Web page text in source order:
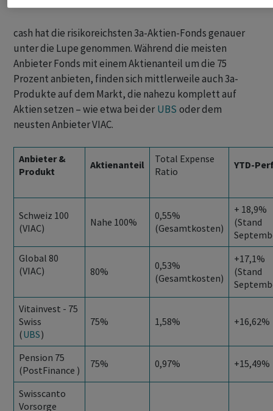
cash hat die risikoreichsten 3a-Aktien-Fonds genauer
unter die Lupe genommen. Während die meisten
Anbieter Fonds mit einem Aktienanteil um die 75
Prozent anbieten, finden sich mittlerweile auch 3a-
Produkte auf dem Markt, die nahezu komplett auf
Aktien setzen – wie etwa bei der UBS oder dem
neusten Anbieter VIAC.
Anbieter &
Produkt
Aktienanteil
Total Expense
Ratio
YTD-
Schweiz 100
(VIAC)
Nahe 100%
0,55%
(Gesamtkosten)
+ 18,9%
(Stand
Global 80
(VIAC)
80%
0,53%
(Gesamtkosten)
+17,1%
(Stand
Vitainvest - 75
Swiss
(UBS)
75% 1,58% +16,62%
Pension 75
(PostFinance )
75% 0,97% +15,49%
Swisscanto
Vorsorge